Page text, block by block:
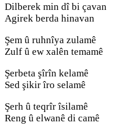
Dilberek min dî bi çavan
Agirek berda hinavan
Şem û ruhnîya zulamê
Zulf û ew xalên temamê
Şerbeta şîrîn kelamê
Sed şikir îro selamê
Şerh û teqrîr îsilamê
Reng û elwanê di camê